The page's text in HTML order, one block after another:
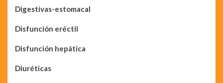
Digestivas-estomacal
Disfunción eréctil
Disfunción hepática
Diuréticas